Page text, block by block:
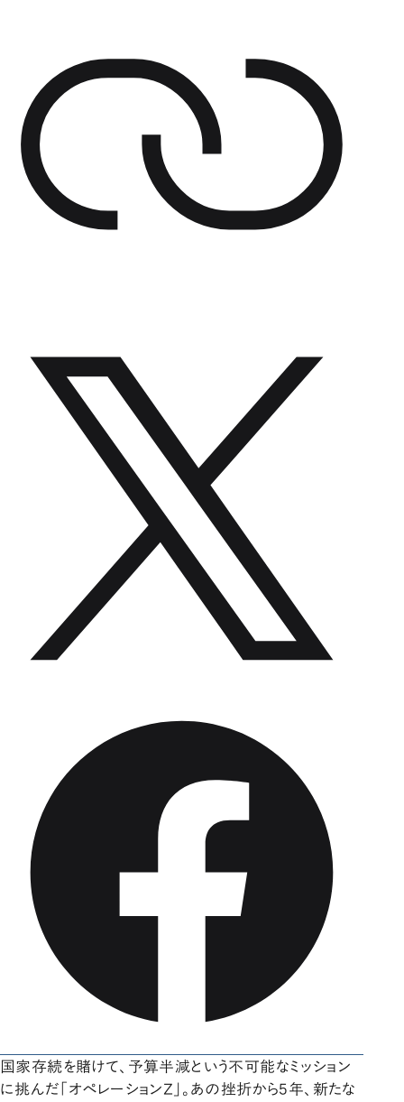
国家存続を賭けて、予算半減という不可能なミッション
に挑んだ「オペレーションZ」。あの挫折から5年、新たな